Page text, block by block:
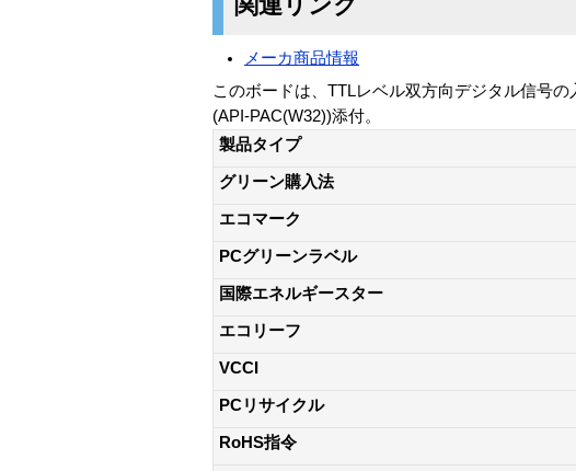
メーカ商品情報
このボードは、TTLレベル双方向デジタル信号
(API-PAC(W32))添付。
製品タイプ
グリーン購入法
エコマーク
PCグリーンラベル
国際エネルギースター
エコリーフ
VCCI
PCリサイクル
RoHS指令